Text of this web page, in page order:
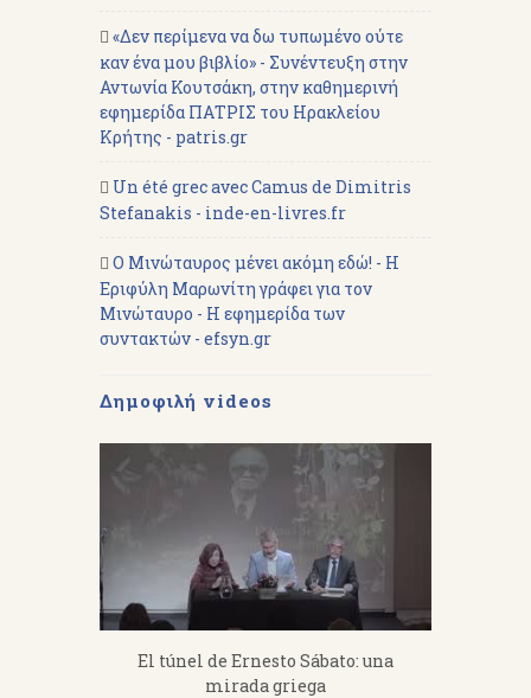
«Δεν περίμενα να δω τυπωμένο ούτε
καν ένα μου βιβλίο» - Συνέντευξη στην
Αντωνία Κουτσάκη, στην καθημερινή
εφημερίδα ΠΑΤΡΙΣ του Ηρακλείου
Κρήτης - patris.gr
Un été grec avec Camus de Dimitris
Stefanakis - inde-en-livres.fr
Ο Μινώταυρος μένει ακόμη εδώ! - Η
Εριφύλη Μαρωνίτη γράφει για τον
Μινώταυρο - Η εφημερίδα των
συντακτών - efsyn.gr
Δημοφιλή videos
El túnel de Ernesto Sábato: una
mirada griega